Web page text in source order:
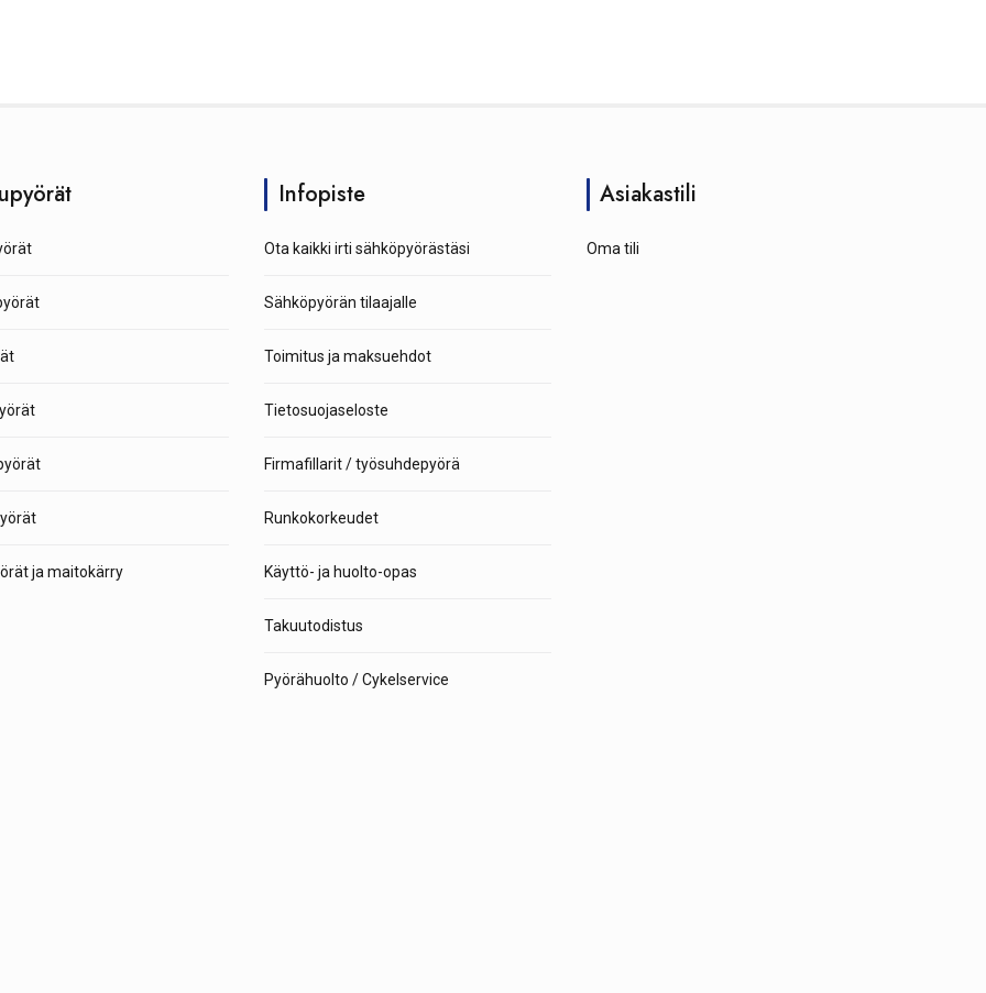
ja maitokärry
Infopiste
Ota kaikki irti sähköpyörästäsi
Sähköpyörän tilaajalle
Toimitus ja maksuehdot
Tietosuojaseloste
Firmafillarit / työsuhdepyörä
Runkokorkeudet
Käyttö- ja huolto-opas
Takuutodistus
Pyörähuolto / Cykelservice
Asiakastili
Oma tili